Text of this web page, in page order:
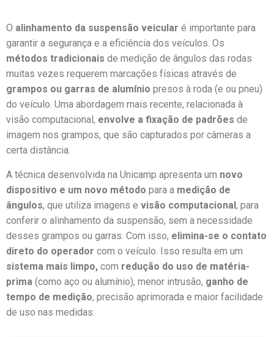
O alinhamento da suspensão veicular é importante para
garantir a segurança e a eficiência dos veículos. Os
métodos tradicionais de medição de ângulos das rodas
muitas vezes requerem marcações físicas através de
grampos ou garras de alumínio presos à roda (e ou pneu)
do veículo. Uma abordagem mais recente, relacionada à
visão computacional, envolve a fixação de padrões de
imagem nos grampos, que são capturados por câmeras a
certa distância.
A técnica desenvolvida na Unicamp apresenta um novo
dispositivo e um novo método para a medição de
ângulos, que utiliza imagens e visão computacional, para
conferir o alinhamento da suspensão, sem a necessidade
desses grampos ou garras. Com isso, elimina-se o contato
direto do operador com o veículo. Isso resulta em um
sistema mais limpo, com redução do uso de matéria-
prima (como aço ou alumínio), menor intrusão, ganho de
tempo de medição, precisão aprimorada e maior facilidade
de uso nas medidas.